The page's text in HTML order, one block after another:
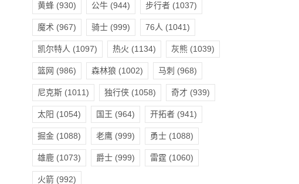
黄蜂(930) 公牛(944) 步行者(1037)
魔术 (967) 骑士(999) 76人 (1041)
凯尔特人 (1097) 热火 (1134) 灰熊(1039)
篮网 (986) 森林狼 (1002) 马刺 (968)
尼克斯(1011) 独行侠(1058) 奇才 (939)
太阳 (1054) 国王 (964) 开拓者(941)
掘金(1088) 老鹰(999) 勇士(1088)
雄鹿(1073) 爵士(999) 雷霆 (1060)
火箭(992)